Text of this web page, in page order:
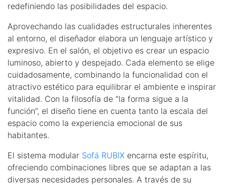
redefiniendo las posibilidades del espacio.
Aprovechando las cualidades estructurales inherentes
al entorno, el diseñador elabora un lenguaje artístico y
expresivo. En el salón, el objetivo es crear un espacio
luminoso, abierto y despejado. Cada elemento se elige
cuidadosamente, combinando la funcionalidad con el
atractivo estético para equilibrar el ambiente e inspirar
vitalidad. Con la filosofía de “la forma sigue a la
función”, el diseño tiene en cuenta tanto la escala del
espacio como la experiencia emocional de sus
habitantes.
El sistema modular Sofá RUBIX encarna este espíritu,
ofreciendo combinaciones libres que se adaptan a las
diversas necesidades personales. A través de su